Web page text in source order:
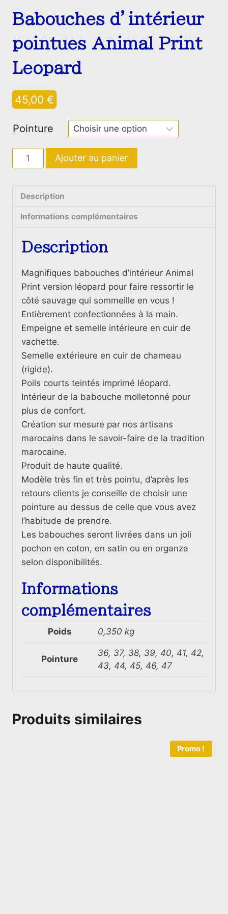
Babouches d’intérieur
pointues Animal Print
Leopard
45,00 €
Pointure
quantité
de
d’intérieur
pointues
Leopard
Ajouter au panier
Description
Informations complémentaires
Description
Magnifiques babouches d’intérieur Animal
Print version léopard pour faire ressortir le
côté sauvage qui sommeille en vous !
Entièrement confectionnées à la main.
Empeigne et semelle intérieure en cuir de
vachette.
Semelle extérieure en cuir de chameau
(rigide).
Poils courts teintés imprimé léopard.
Intérieur de la babouche molletonné pour
plus de confort.
Création sur mesure par nos artisans
marocains dans le savoir-faire de la tradition
marocaine.
Produit de haute qualité.
Modèle très fin et très pointu, d’après les
retours clients je conseille de choisir une
pointure au dessus de celle que vous avez
l’habitude de prendre.
Les babouches seront livrées dans un joli
pochon en coton, en satin ou en organza
selon disponibilités.
Informations
complémentaires
Poids 0,350 kg
Pointure
36, 37, 38, 39, 40, 41, 42,
43, 44, 45, 46, 47
Produits similaires
Promo !